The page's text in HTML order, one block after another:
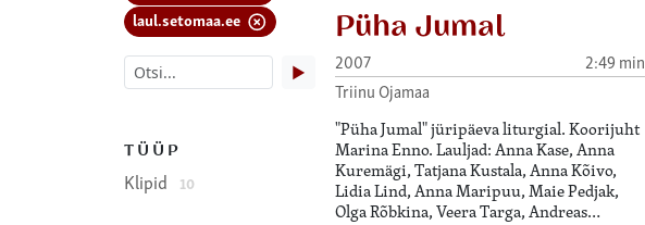
laul.setomaa.ee
▶
TÜÜP
Klipid 10
Püha Jumal
2007
2:49 min
Triinu Ojamaa
"Püha Jumal" jüripäeva liturgial. Koorijuht
Marina Enno. Lauljad: Anna Kase, Anna
Kuremägi, Tatjana Kustala, Anna Kõivo,
Lidia Lind, Anna Maripuu, Maie Pedjak,
Olga Rõbkina, Veera Targa, Andreas…